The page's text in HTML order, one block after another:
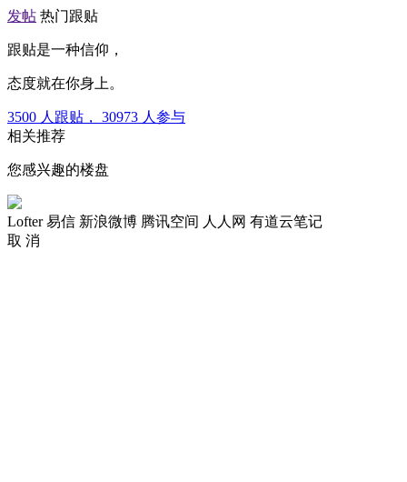
发帖 热门跟贴
跟贴是一种信仰，
态度就在你身上。
3500 人跟贴， 30973 人参与
相关推荐
您感兴趣的楼盘
Lofter 易信 新浪微博 腾讯空间 人人网 有道云笔记
取 消